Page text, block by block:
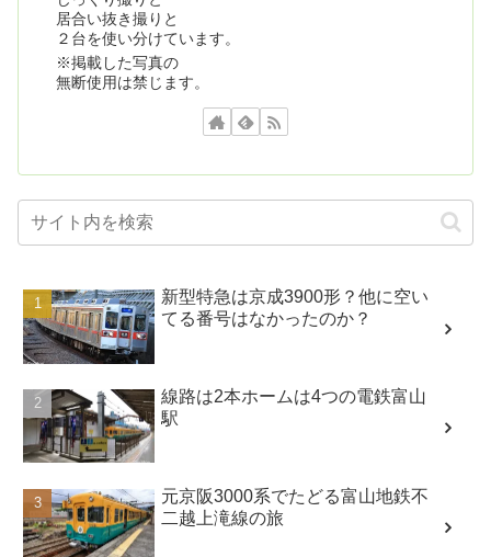
居合い抜き撮りと
２台を使い分けています。
※掲載した写真の
無断使用は禁じます。
新型特急は京成3900形？他に空い
てる番号はなかったのか？
線路は2本ホームは4つの電鉄富山
駅
元京阪3000系でたどる富山地鉄不
二越上滝線の旅